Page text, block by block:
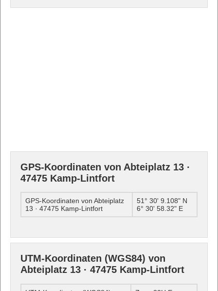
GPS-Koordinaten von Abteiplatz 13 ·
47475 Kamp-Lintfort
GPS-Koordinaten von Abteiplatz
13 · 47475 Kamp-Lintfort
51° 30' 9.108" N
6° 30' 58.32" E
UTM-Koordinaten (WGS84) von
Abteiplatz 13 · 47475 Kamp-Lintfort